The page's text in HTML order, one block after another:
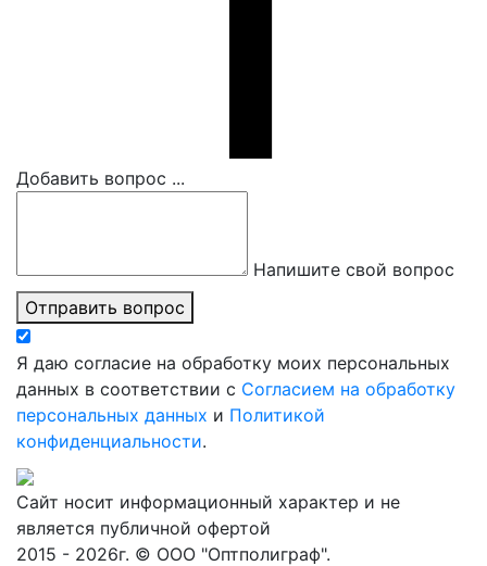
Добавить вопрос ...
Напишите свой вопрос
Отправить вопрос
Я даю согласие на обработку моих персональных
данных в соответствии с Согласием на обработку
персональных данных и Политикой
конфиденциальности.
Сайт носит информационный характер и не
является публичной офертой
2015 - 2026г. © ООО "Оптполиграф".